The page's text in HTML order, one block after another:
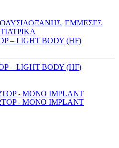
, ΕΜΜΕΣΕΣ
– LIGHT BODY (HF)
– LIGHT BODY (HF)